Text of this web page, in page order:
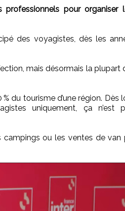
pour organiser
des voyagistes, dès les
mais désormais la plupart
du tourisme d’une région. Dès
uniquement, ça n’est
ou les ventes de van